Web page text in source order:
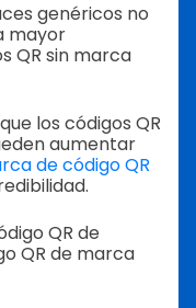
genéricos no
mayor
QR sin marca
los códigos QR
aumentar
de código QR
QR de
QR de marca